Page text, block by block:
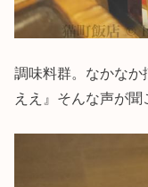
調味料群。なかなか
ええ』そんな声が